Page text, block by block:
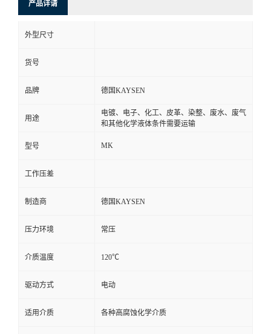
产品详请
外型尺寸
货号
品牌 德国KAYSEN
用途
电镀、电子、化工、皮革、染整、废水、废气
和其他化学液体条件需要运输
型号 MK
工作压差
制造商 德国KAYSEN
压力环境 常压
介质温度 120℃
驱动方式 电动
适用介质 各种高腐蚀化学介质